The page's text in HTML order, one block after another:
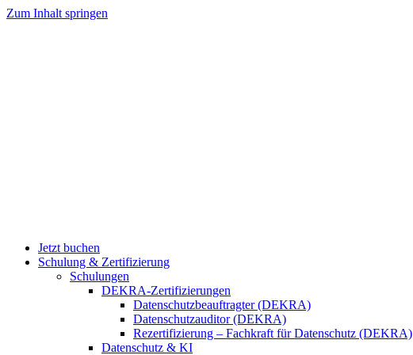
Zum Inhalt springen
Jetzt buchen
Schulung & Zertifizierung
Schulungen
DEKRA-Zertifizierungen
Datenschutzbeauftragter (DEKRA)
Datenschutzauditor (DEKRA)
Rezertifizierung – Fachkraft für Datenschutz (DEKRA)
Datenschutz & KI